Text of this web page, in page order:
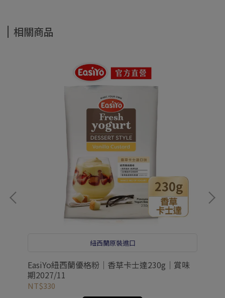
相關商品
紐西蘭原裝進口
EasiYo紐西蘭優格粉｜香草卡士達230g｜賞味
期2027/11
NT$330